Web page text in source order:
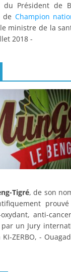
Président de
de Champion
ministre de la
2018 -
Tigré, de son
anti-
un Jury
KI-ZERBO, -